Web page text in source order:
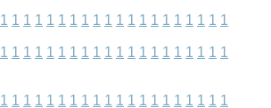
1 1 1 1 1 1 1 1 1 1 1 1 1 1 1 1 1 1 1 1
1 1 1 1 1 1 1 1 1 1 1 1 1 1 1 1 1 1 1 1
1 1 1 1 1 1 1 1 1 1 1 1 1 1 1 1 1 1 1 1